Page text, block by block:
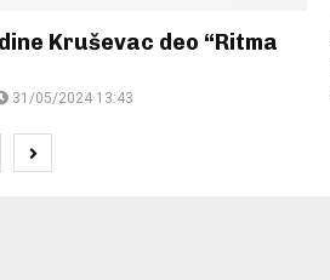
Kruševac deo “Ritma
31/05/2024 13:43